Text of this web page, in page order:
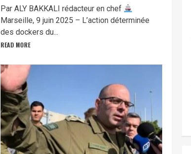
Par ALY BAKKALI rédacteur en chef
Marseille, 9 juin 2025 – L’action déterminée
des dockers du...
READ MORE